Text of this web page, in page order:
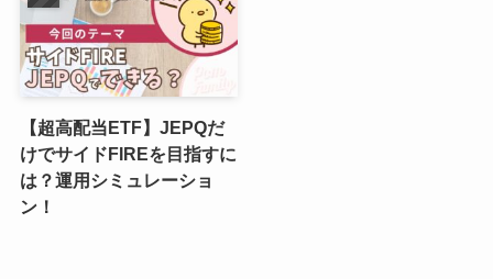
【超高配当ETF】JEPQだ
けでサイドFIREを目指すに
は？運用シミュレーショ
ン！